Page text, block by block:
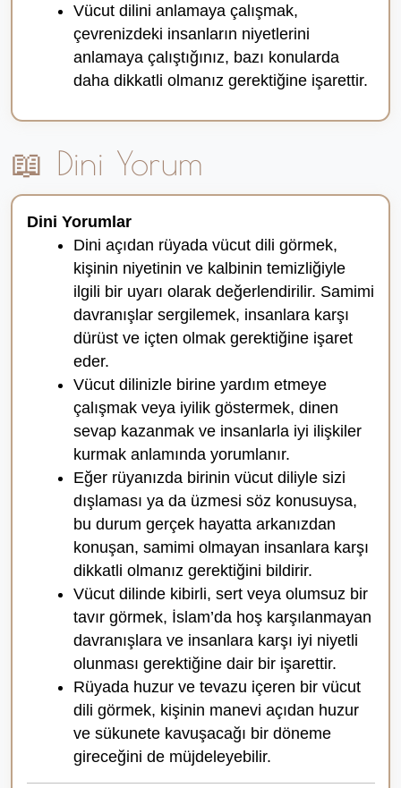
Vücut dilini anlamaya çalışmak,
çevrenizdeki insanların niyetlerini
anlamaya çalıştığınız, bazı konularda
daha dikkatli olmanız gerektiğine işarettir.
📖 Dini Yorum
Dini Yorumlar
Dini açıdan rüyada vücut dili görmek,
kişinin niyetinin ve kalbinin temizliğiyle
ilgili bir uyarı olarak değerlendirilir. Samimi
davranışlar sergilemek, insanlara karşı
dürüst ve içten olmak gerektiğine işaret
eder.
Vücut dilinizle birine yardım etmeye
çalışmak veya iyilik göstermek, dinen
sevap kazanmak ve insanlarla iyi ilişkiler
kurmak anlamında yorumlanır.
Eğer rüyanızda birinin vücut diliyle sizi
dışlaması ya da üzmesi söz konusuysa,
bu durum gerçek hayatta arkanızdan
konuşan, samimi olmayan insanlara karşı
dikkatli olmanız gerektiğini bildirir.
Vücut dilinde kibirli, sert veya olumsuz bir
tavır görmek, İslam’da hoş karşılanmayan
davranışlara ve insanlara karşı iyi niyetli
olunması gerektiğine dair bir işarettir.
Rüyada huzur ve tevazu içeren bir vücut
dili görmek, kişinin manevi açıdan huzur
ve sükunete kavuşacağı bir döneme
gireceğini de müjdeleyebilir.